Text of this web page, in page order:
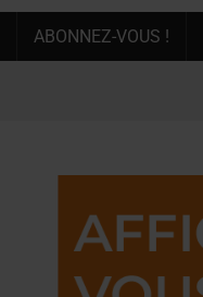
ABONNEZ-VOUS !